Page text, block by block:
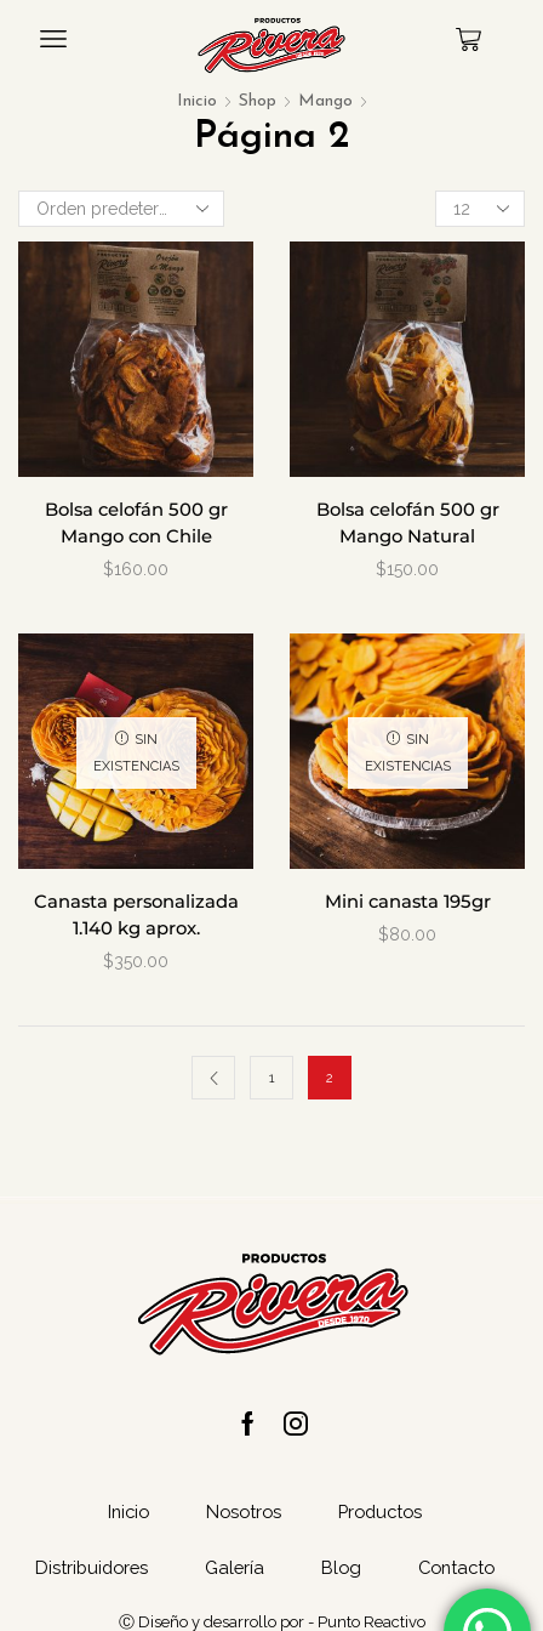
Inicio Shop Mango
Página 2
Products
per
page
Bolsa celofán 500 gr
Mango con Chile
$160.00
Bolsa celofán 500 gr
Mango Natural
$150.00
SIN
EXISTENCIAS
Canasta personalizada
1.140 kg aprox.
$350.00
SIN
EXISTENCIAS
Mini canasta 195gr
$80.00
1 2
FacebookInstagram
Inicio Nosotros Productos
Distribuidores Galería Blog Contacto
Ⓒ Diseño y desarrollo por - Punto Reactivo